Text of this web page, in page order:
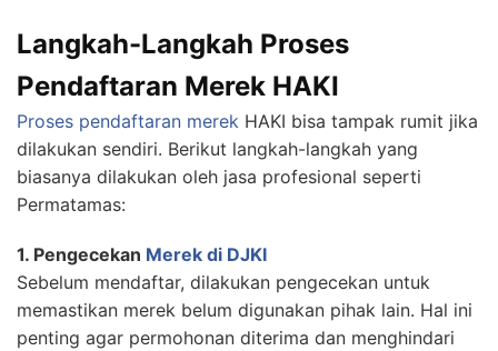
Langkah-Langkah Proses
Pendaftaran Merek HAKI
Proses pendaftaran merek HAKI bisa tampak rumit jika
dilakukan sendiri. Berikut langkah-langkah yang
biasanya dilakukan oleh jasa profesional seperti
Permatamas:
1. Pengecekan Merek di DJKI
Sebelum mendaftar, dilakukan pengecekan untuk
memastikan merek belum digunakan pihak lain. Hal ini
penting agar permohonan diterima dan menghindari